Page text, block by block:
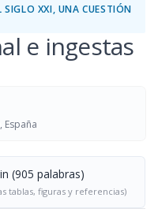
SIGLO XXI, UNA CUESTIÓN
e ingestas
España
(905 palabras)
tablas, figuras y referencias)